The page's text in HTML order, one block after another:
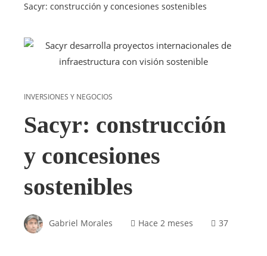
Sacyr: construcción y concesiones sostenibles
INVERSIONES Y NEGOCIOS
Sacyr: construcción
y concesiones
sostenibles
Gabriel Morales Hace 2 meses 37